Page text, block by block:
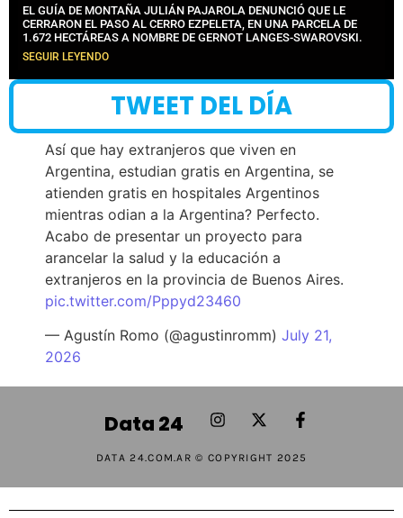
EL GUÍA DE MONTAÑA JULIÁN PAJAROLA DENUNCIÓ QUE LE
CERRARON EL PASO AL CERRO EZPELETA, EN UNA PARCELA DE
1.672 HECTÁREAS A NOMBRE DE GERNOT LANGES-SWAROVSKI.
SEGUIR LEYENDO
TWEET DEL DÍA
Así que hay extranjeros que viven en
Argentina, estudian gratis en Argentina, se
atienden gratis en hospitales Argentinos
mientras odian a la Argentina? Perfecto.
Acabo de presentar un proyecto para
arancelar la salud y la educación a
extranjeros en la provincia de Buenos Aires.
pic.twitter.com/Pppyd23460
— Agustín Romo (@agustinromm) July 21,
2026
Data 24
DATA 24.COM.AR © COPYRIGHT 2025